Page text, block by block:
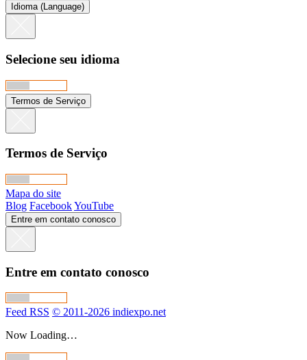
Idioma (Language)
Selecione seu idioma
Termos de Serviço
Termos de Serviço
Mapa do site
Blog FacebookYouTube
Entre em contato conosco
Entre em contato conosco
Feed RSS © 2011-2026 indiexpo.net
Now Loading…